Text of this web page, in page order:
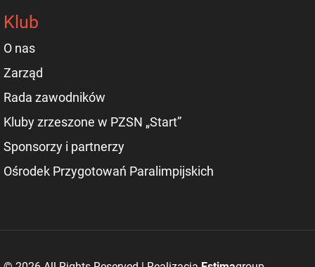
Klub
O nas
Zarząd
Rada zawodników
Kluby zrzeszone w PZSN „Start”
Sponsorzy i partnerzy
Ośrodek Przygotowań Paralimpijskich